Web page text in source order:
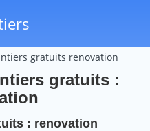
gratuits renovation
gratuits :
: renovation